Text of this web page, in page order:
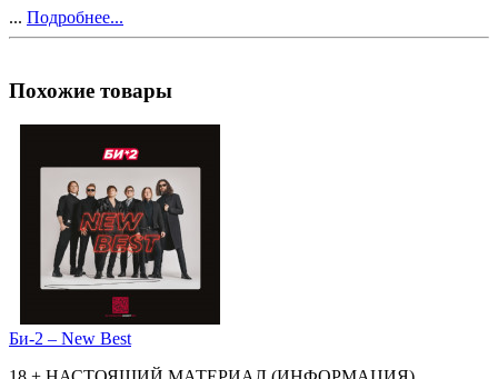
... Подробнее...
Похожие товары
Би-2 ‎– New Best